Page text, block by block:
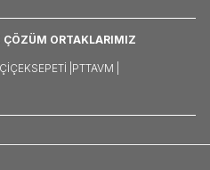
ÇÖZÜM ORTAKLARIMIZ
ÇIÇEKSEPETI | PTTAVM |